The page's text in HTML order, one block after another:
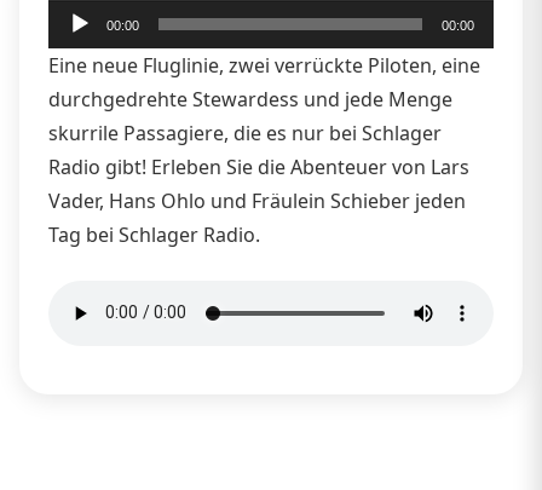
Audio-
Player
00:00 00:00
Eine neue Fluglinie, zwei verrückte Piloten, eine
durchgedrehte Stewardess und jede Menge
skurrile Passagiere, die es nur bei Schlager
Radio gibt! Erleben Sie die Abenteuer von Lars
Vader, Hans Ohlo und Fräulein Schieber jeden
Tag bei Schlager Radio.